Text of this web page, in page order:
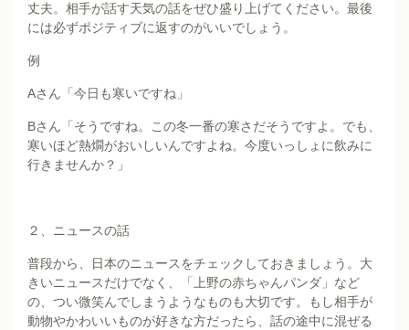
丈夫。相手が話す天気の話をぜひ盛り上げてください。最後
には必ずポジティブに返すのがいいでしょう。
例
Aさん「今日も寒いですね」
Bさん「そうですね。この冬一番の寒さだそうですよ。でも、
寒いほど熱燗がおいしいんですよね。今度いっしょに飲みに
行きませんか？」
２、ニュースの話
普段から、日本のニュースをチェックしておきましょう。大
きいニュースだけでなく、「上野の赤ちゃんパンダ」など
の、つい微笑んでしまうようなものも大切です。もし相手が
動物やかわいいものが好きな方だったら、話の途中に混ぜる